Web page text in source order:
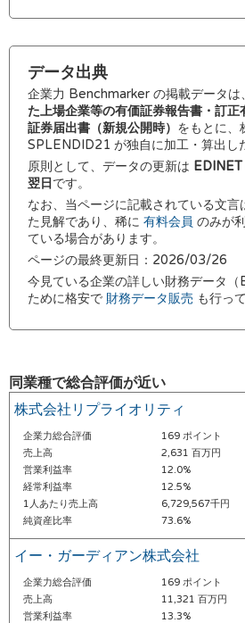
データ出典
企業力 Benchmarker の掲載データは
た上場企業等の有価証券報告書・訂
証券届出書（新規公開時） をもとに、
SPLENDID21 が独自に加工・算出し
原則として、データの更新は EDINET
翌日 です。
なお、当ページに記載されている文言
た見解であり、稀に 有料会員 のみが
ている場合があります。
ページの最終更新日：2026/03/26
今見ている企業の詳しい財務データ
ために格安で 財務データ販売 も行っ
同業種で総合評価が近い
株式会社リプライオリティ
企業力総合評価
169 ポイント
売上高
2,631 百万円
営業利益率
12.0%
経常利益率
12.5%
1人あたり売上高
6,729,567千円
純資産比率
73.6%
イー・ガーディアン株式会社
企業力総合評価
169 ポイント
売上高
11,321 百万円
営業利益率
13.3%